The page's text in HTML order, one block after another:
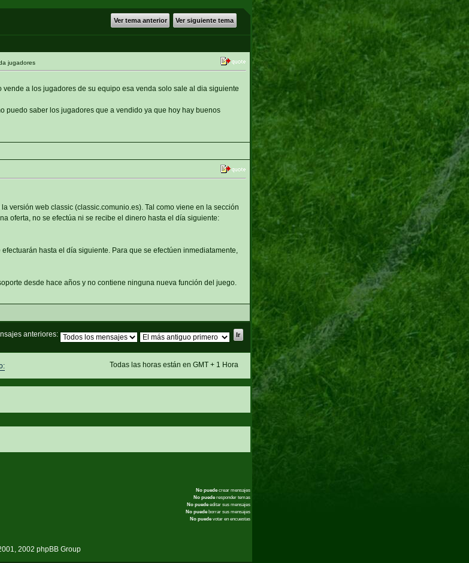
Ver tema anterior Ver siguiente tema
jugadores
a los jugadores de su equipo esa venda solo sale al dia siguiente
puedo saber los jugadores que a vendido ya que hoy hay buenos
versión web classic (classic.comunio.es). Tal como viene en la sección
oferta, no se efectúa ni se recibe el dinero hasta el día siguiente:
hasta el día siguiente. Para que se efectúen inmediatamente,
desde hace años y no contiene ninguna nueva función del juego.
anteriores:
Todas las horas están en GMT + 1 Hora
No puedecrear mensajes
No puederesponder temas
No puedeeditar sus mensajes
No puedeborrar sus mensajes
No puedevotar en encuestas
2002 phpBB Group